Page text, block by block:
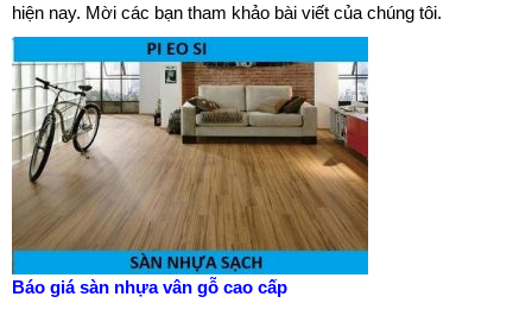
hiện nay. Mời các bạn tham khảo bài viết của chúng tôi.
Báo giá sàn nhựa vân gỗ cao cấp